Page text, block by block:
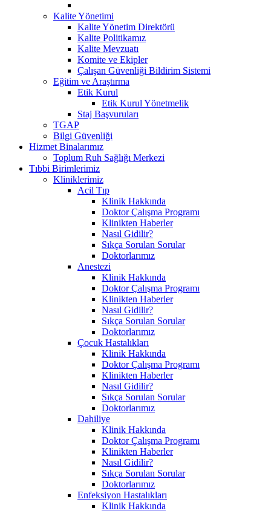
Kalite Yönetimi
Kalite Yönetim Direktörü
Kalite Politikamız
Kalite Mevzuatı
Komite ve Ekipler
Çalışan Güvenliği Bildirim Sistemi
Eğitim ve Araştırma
Etik Kurul
Etik Kurul Yönetmelik
Staj Başvuruları
TGAP
Bilgi Güvenliği
Hizmet Binalarımız
Toplum Ruh Sağlığı Merkezi
Tıbbi Birimlerimiz
Kliniklerimiz
Acil Tıp
Klinik Hakkında
Doktor Çalışma Programı
Klinikten Haberler
Nasıl Gidilir?
Sıkça Sorulan Sorular
Doktorlarımız
Anestezi
Klinik Hakkında
Doktor Çalışma Programı
Klinikten Haberler
Nasıl Gidilir?
Sıkça Sorulan Sorular
Doktorlarımız
Çocuk Hastalıkları
Klinik Hakkında
Doktor Çalışma Programı
Klinikten Haberler
Nasıl Gidilir?
Sıkça Sorulan Sorular
Doktorlarımız
Dahiliye
Klinik Hakkında
Doktor Çalışma Programı
Klinikten Haberler
Nasıl Gidilir?
Sıkça Sorulan Sorular
Doktorlarımız
Enfeksiyon Hastalıkları
Klinik Hakkında